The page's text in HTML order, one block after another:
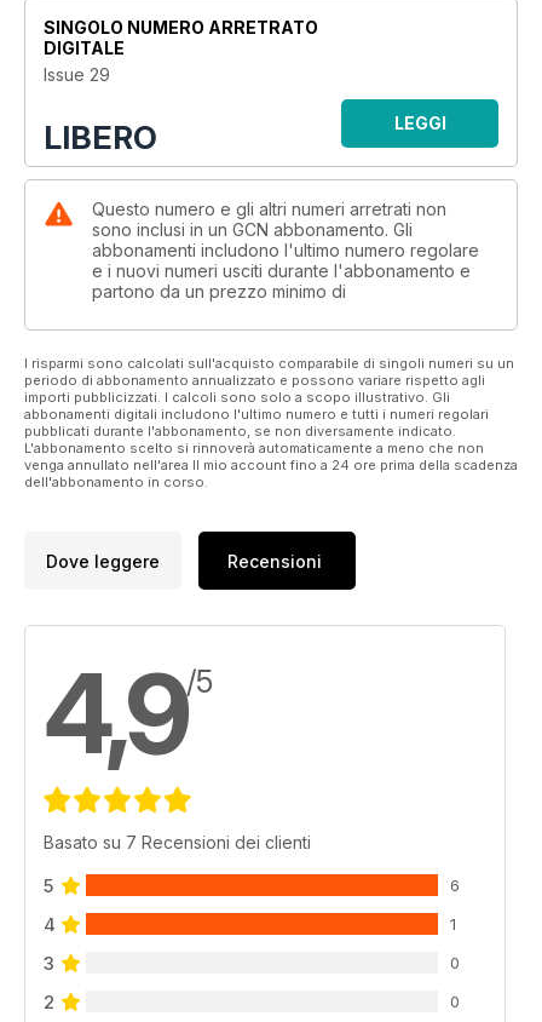
SINGOLO NUMERO ARRETRATO
DIGITALE
Issue 29
LIBERO LEGGI
Questo numero e gli altri numeri arretrati non
sono inclusi in un GCN abbonamento. Gli
abbonamenti includono l'ultimo numero regolare
e i nuovi numeri usciti durante l'abbonamento e
partono da un prezzo minimo di
I risparmi sono calcolati sull'acquisto comparabile di singoli numeri su un
periodo di abbonamento annualizzato e possono variare rispetto agli
importi pubblicizzati. I calcoli sono solo a scopo illustrativo. Gli
abbonamenti digitali includono l'ultimo numero e tutti i numeri regolari
pubblicati durante l'abbonamento, se non diversamente indicato.
L'abbonamento scelto si rinnoverà automaticamente a meno che non
venga annullato nell'area Il mio account fino a 24 ore prima della scadenza
dell'abbonamento in corso.
Dove leggere Recensioni
4,9/5
Basato su 7 Recensioni dei clienti
5 6
4 1
3 0
2 0